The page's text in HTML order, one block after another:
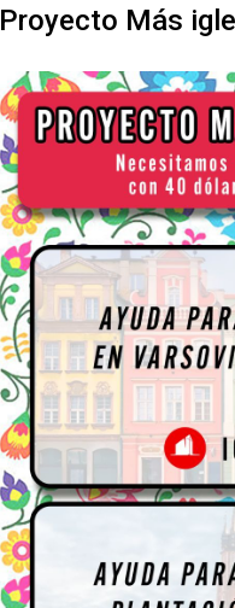
Proyecto Más